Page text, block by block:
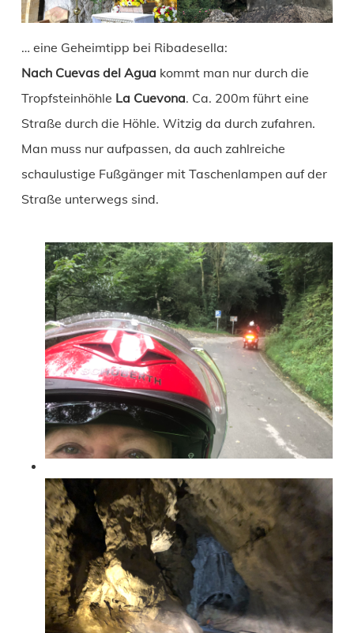
… eine Geheimtipp bei Ribadesella:
Nach Cuevas del Agua kommt man nur durch die
Tropfsteinhöhle La Cuevona. Ca. 200m führt eine
Straße durch die Höhle. Witzig da durch zufahren.
Man muss nur aufpassen, da auch zahlreiche
schaulustige Fußgänger mit Taschenlampen auf der
Straße unterwegs sind.